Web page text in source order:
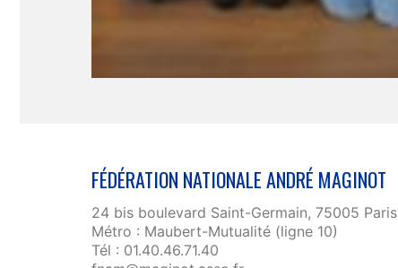
FÉDÉRATION NATIONALE ANDRÉ MAGINOT
24 bis boulevard Saint-Germain, 75005 Paris
Métro : Maubert-Mutualité (ligne 10)
Tél : 01.40.46.71.40